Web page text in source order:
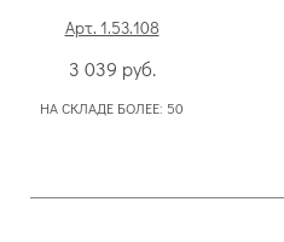
Арт. 1.53.108
3 039 руб.
НА СКЛАДЕ БОЛЕЕ: 50